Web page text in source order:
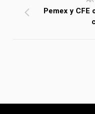
Pemex y CFE